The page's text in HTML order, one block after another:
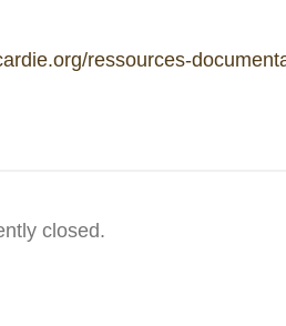
ressources-
closed.